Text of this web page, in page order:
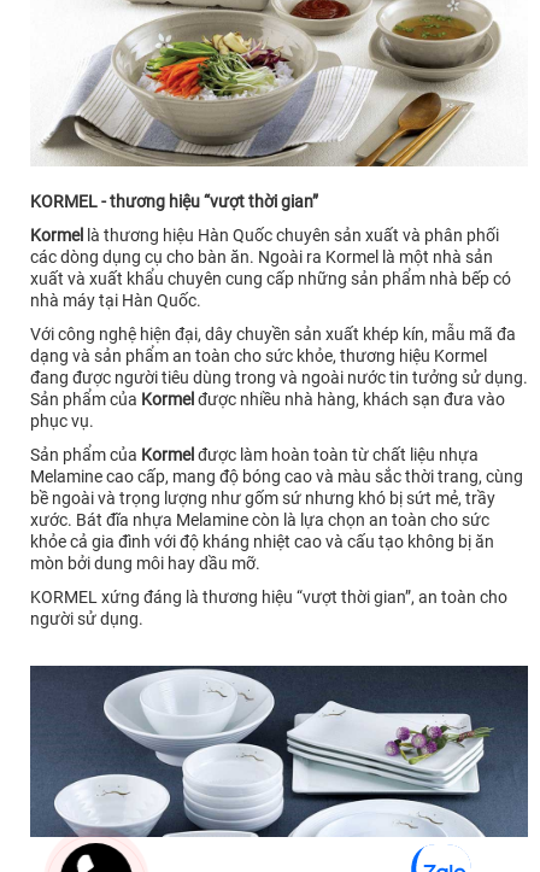
KORMEL - thương hiệu “vượt thời gian”
Kormel là thương hiệu Hàn Quốc chuyên sản xuất và phân phối
các dòng dụng cụ cho bàn ăn. Ngoài ra Kormel là một nhà sản
xuất và xuất khẩu chuyên cung cấp những sản phẩm nhà bếp có
nhà máy tại Hàn Quốc.
Với công nghệ hiện đại, dây chuyền sản xuất khép kín, mẫu mã đa
dạng và sản phẩm an toàn cho sức khỏe, thương hiệu Kormel
đang được người tiêu dùng trong và ngoài nước tin tưởng sử dụng.
Sản phẩm của Kormel được nhiều nhà hàng, khách sạn đưa vào
phục vụ.
Sản phẩm của Kormel được làm hoàn toàn từ chất liệu nhựa
Melamine cao cấp, mang độ bóng cao và màu sắc thời trang, cùng
bề ngoài và trọng lượng như gốm sứ nhưng khó bị sứt mẻ, trầy
xước. Bát đĩa nhựa Melamine còn là lựa chọn an toàn cho sức
khỏe cả gia đình với độ kháng nhiệt cao và cấu tạo không bị ăn
mòn bởi dung môi hay dầu mỡ.
KORMEL xứng đáng là thương hiệu “vượt thời gian”, an toàn cho
người sử dụng.